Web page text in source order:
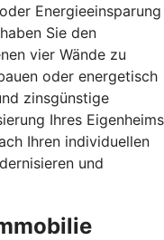
Energieeinsparung
Sie den
vier Wände zu
oder energetisch
zinsgünstige
Ihres Eigenheims
Ihren individuellen
und